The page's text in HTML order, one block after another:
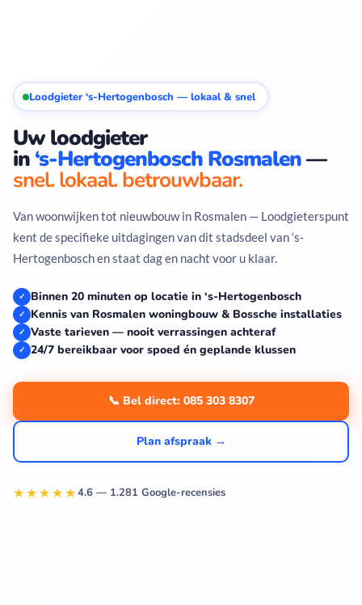
Loodgieter ‘s-Hertogenbosch — lokaal & snel
Uw loodgieter
in ‘s-Hertogenbosch Rosmalen—
snel. lokaal. betrouwbaar.
Van woonwijken tot nieuwbouw in Rosmalen — Loodgieterspunt
kent de specifieke uitdagingen van dit stadsdeel van ‘s-
Hertogenbosch en staat dag en nacht voor u klaar.
✓ Binnen 20 minuten op locatie in ‘s-Hertogenbosch
✓ Kennis van Rosmalen woningbouw & Bossche installaties
✓ Vaste tarieven — nooit verrassingen achteraf
✓ 24/7 bereikbaar voor spoed én geplande klussen
📞 Bel direct: 085 303 8307
Plan afspraak →
★★★★★4.6 — 1.281 Google-recensies